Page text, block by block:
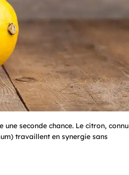
seconde chance. Le citron, connu
travaillent en synergie sans